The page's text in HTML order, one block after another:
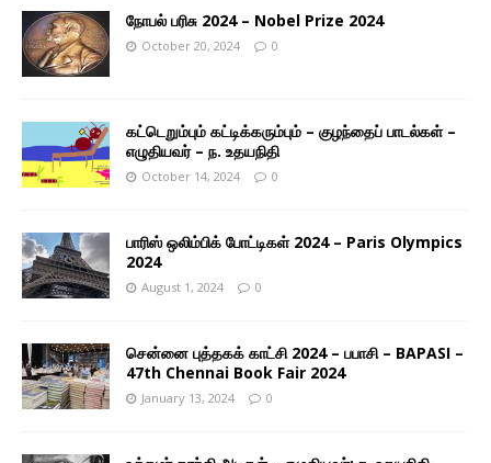
நோபல் பரிசு 2024 – Nobel Prize 2024
October 20, 2024 0
கட்டெறும்பும் கட்டிக்கரும்பும் – குழந்தைப் பாடல்கள் –
எழுதியவர் – ந. உதயநிதி
October 14, 2024 0
பாரிஸ் ஒலிம்பிக் போட்டிகள் 2024 – Paris Olympics
2024
August 1, 2024 0
சென்னை புத்தகக் காட்சி 2024 – பபாசி – BAPASI –
47th Chennai Book Fair 2024
January 13, 2024 0